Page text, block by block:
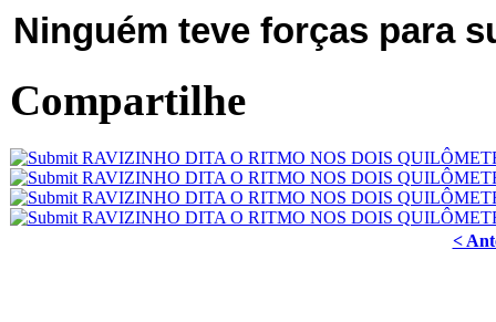
Ninguém teve forças para
Compartilhe
<